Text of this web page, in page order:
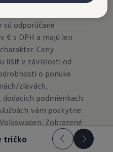
odporúčané
€ s DPH a majú len
Ceny
líšiť v závislosti od
o ponuke
zľavách,
podmienkach
vám poskytne
Zobrazené
sa líšiť
tričko